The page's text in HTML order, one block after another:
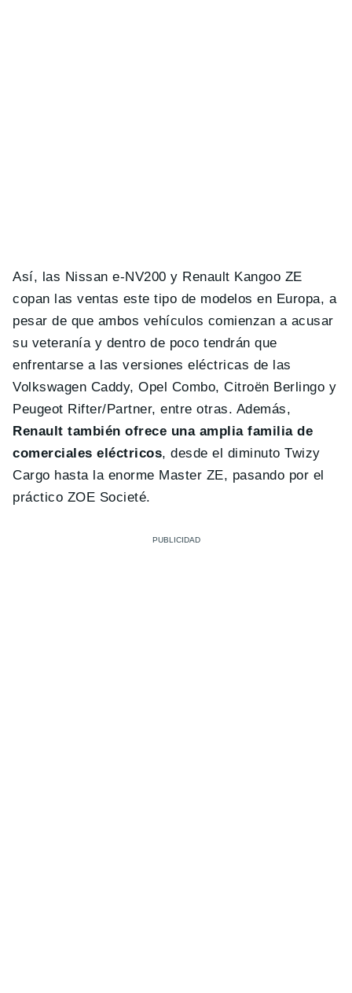
Así, las Nissan e-NV200 y Renault Kangoo ZE
copan las ventas este tipo de modelos en Europa, a
pesar de que ambos vehículos comienzan a acusar
su veteranía y dentro de poco tendrán que
enfrentarse a las versiones eléctricas de las
Volkswagen Caddy, Opel Combo, Citroën Berlingo y
Peugeot Rifter/Partner, entre otras. Además,
Renault también ofrece una amplia familia de
comerciales eléctricos, desde el diminuto Twizy
Cargo hasta la enorme Master ZE, pasando por el
práctico ZOE Societé.